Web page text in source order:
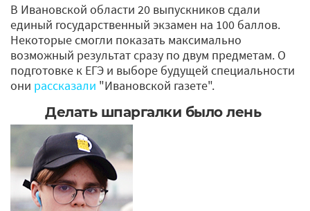
В Ивановской области 20 выпускников сдали
единый государственный экзамен на 100 баллов.
Некоторые смогли показать максимально
возможный результат сразу по двум предметам. О
подготовке к ЕГЭ и выборе будущей специальности
они рассказали "Ивановской газете".
Делать шпаргалки было лень